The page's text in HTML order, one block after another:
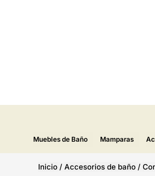
Muebles de Baño Mamparas
Inicio /Accesorios de baño /